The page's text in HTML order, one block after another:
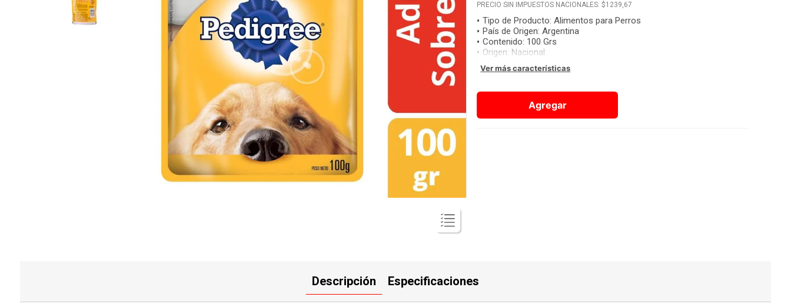
PRECIO SIN IMPUESTOS NACIONALES: $1239,67
Tipo de Producto:Alimentos para Perros
País de Origen:Argentina
Contenido: 100 Grs
Origen: Nacional
Ver más características
Agregar
Descripción Especificaciones
10. Nestle Classic